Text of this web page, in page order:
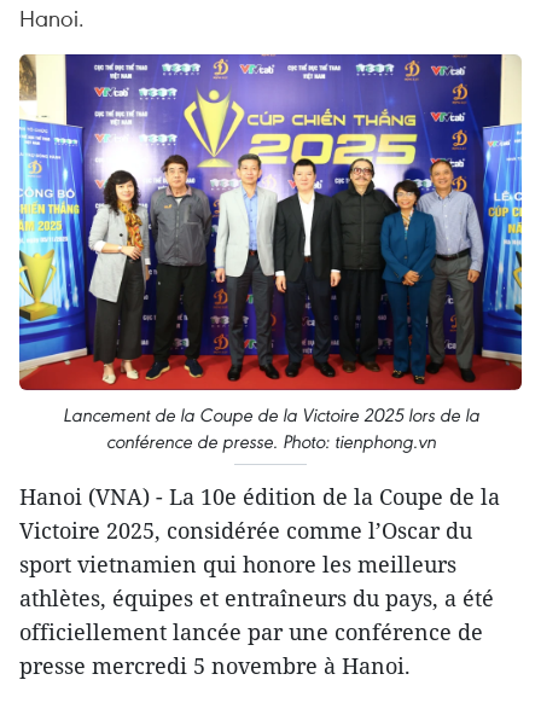
Hanoi.
Lancement de la Coupe de la Victoire 2025 lors de la
conférence de presse. Photo: tienphong.vn
Hanoi (VNA) - La 10e édition de la Coupe de la
Victoire 2025, considérée comme l’Oscar du
sport vietnamien qui honore les meilleurs
athlètes, équipes et entraîneurs du pays, a été
officiellement lancée par une conférence de
presse mercredi 5 novembre à Hanoi.